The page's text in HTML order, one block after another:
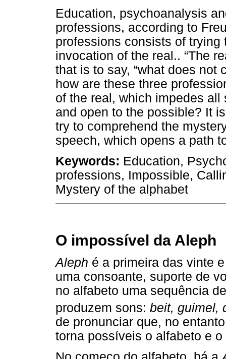
Education, psychoanalysis
professions, according to
professions consists of
invocation of the real.. “The
that is to say, “what does not
how are these three
of the real, which impedes
and open to the possible? It
try to comprehend the
speech, which opens a path
Keywords: Education,
professions, Impossible,
Mystery of the alphabet
O impossível da Aleph
Aleph é a primeira das vinte
uma consoante, suporte de
no alfabeto uma sequência
produzem sons: beit, guimel,
de pronunciar que, no
torna possíveis o alfabeto e o